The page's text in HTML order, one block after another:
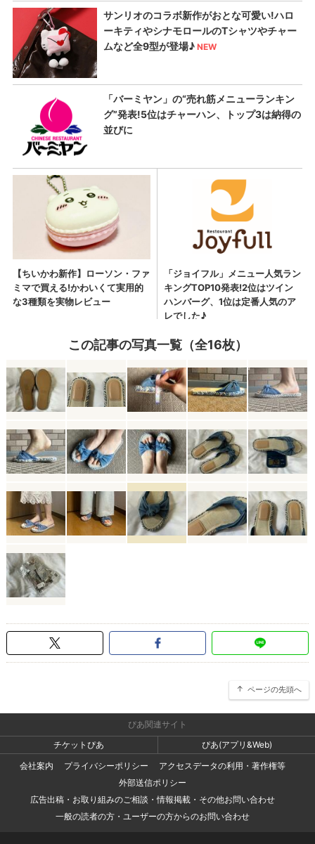
この記事の写真一覧（全16枚）
ページの先頭へ
ぴあ関連サイト
チケットぴあ
ぴあ(アプリ&Web)
会社案内
プライバシーポリシー
アクセスデータの利用・著作権等
外部送信ポリシー
広告出稿・お取り組みのご相談・情報掲載・その他お問い合わせ
一般の読者の方・ユーザーの方からのお問い合わせ